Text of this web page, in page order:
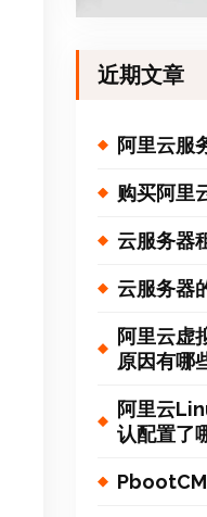
近期文章
阿里云服
购买阿里
云服务器
云服务器
阿里云虚
原因有哪
阿里云
认配置了